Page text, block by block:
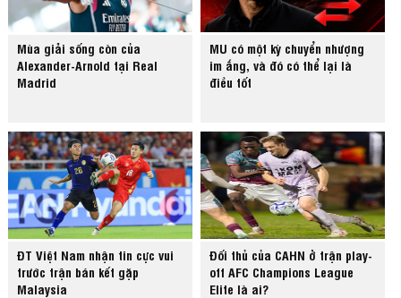
Mùa giải sống còn của
Alexander-Arnold tại Real
Madrid
MU có một kỳ chuyển nhượng
im ắng, và đó có thể lại là
điều tốt
ĐT Việt Nam nhận tin cực vui
trước trận bán kết gặp
Malaysia
Đối thủ của CAHN ở trận play-
off AFC Champions League
Elite là ai?